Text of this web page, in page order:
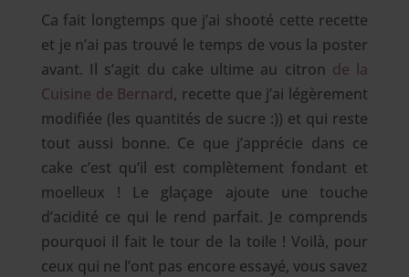
Ca fait longtemps que j’ai shooté cette recette
et je n’ai pas trouvé le temps de vous la poster
avant. Il s’agit du cake ultime au citron de la
Cuisine de Bernard, recette que j’ai légèrement
modifiée (les quantités de sucre :)) et qui reste
tout aussi bonne. Ce que j’apprécie dans ce
cake c’est qu’il est complètement fondant et
moelleux ! Le glaçage ajoute une touche
d’acidité ce qui le rend parfait. Je comprends
pourquoi il fait le tour de la toile ! Voilà, pour
ceux qui ne l’ont pas encore essayé, vous savez